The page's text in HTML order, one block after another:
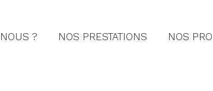
? NOS PRESTATIONS NOS